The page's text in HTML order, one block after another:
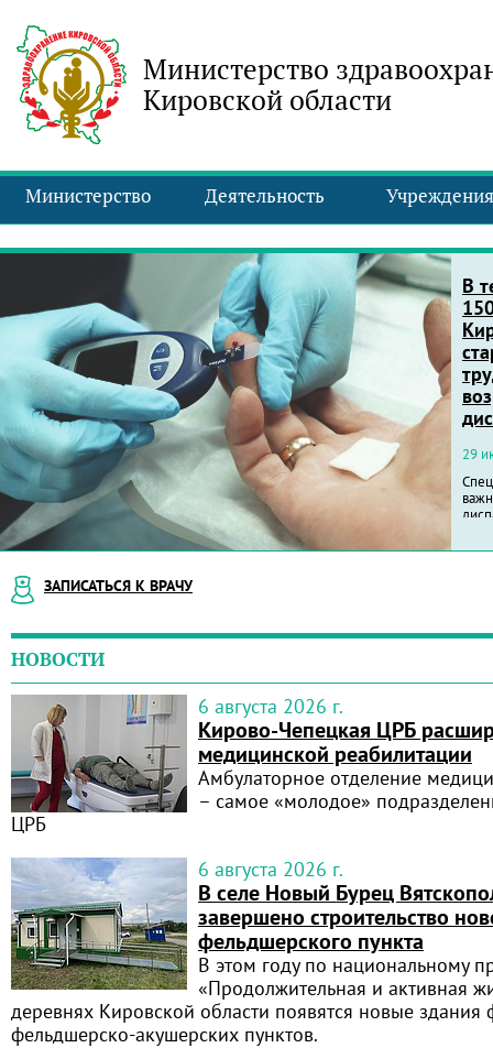
Министерство
Кировской области
Министерство Деятельность Учреждения
и
30
Мед.
ЗАПИСАТЬСЯ К ВРАЧУ
НОВОСТИ
6 августа 2026 г.
Кирово‑Чепецкая ЦРБ
медицинской реабилитации
Амбулаторное отделение
– самое «молодое»
ЦРБ
6 августа 2026 г.
В селе Новый Бурец
завершено строительство
фельдшерского пункта
В этом году по национальному
«Продолжительная и активная
деревнях Кировской области появятся новые здания
фельдшерско‑акушерских пунктов.